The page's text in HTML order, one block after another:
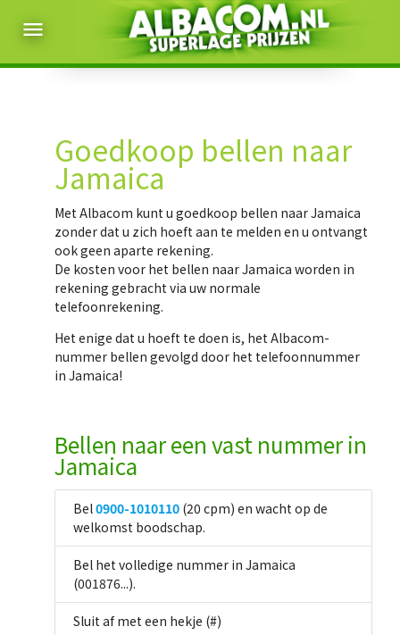
menu
Goedkoop bellen naar
Jamaica
Met Albacom kunt ugoedkoop bellen naar Jamaica
zonder dat u zich hoeft aan te melden en u ontvangt
ook geen aparte rekening.
De kosten voor het bellen naar Jamaica worden in
rekening gebracht via uw normale
telefoonrekening.
Het enige dat u hoeft te doen is, het Albacom-
nummer bellen gevolgd door het telefoonnummer
in Jamaica!
Bellen naar een vast nummer in
Jamaica
Bel0900-1010110 (20 cpm) en wacht op de
welkomst boodschap.
Bel het volledige nummer in Jamaica
(001876...).
Sluit af met een hekje (#)